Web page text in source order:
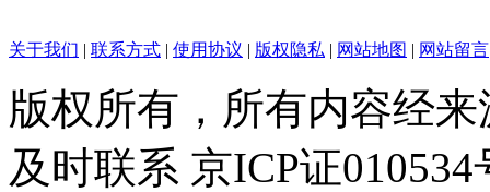
关于我们 | 联系方式 | 使用协议 | 版权隐私 | 网站地图 | 网站留言
版权所有，所有内容经
及时联系 京ICP证010534